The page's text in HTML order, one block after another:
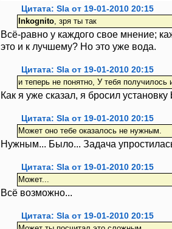
Цитата: Sla от 19-01-2010 20:15
Inkognito, зря ты так
Всё-равно у каждого свое мнение;
это и к лучшему? Но это уже вода.
Цитата: Sla от 19-01-2010 20:15
и теперь не понятно, У тебя получилось
Как я уже сказал, я бросил
Цитата: Sla от 19-01-2010 20:15
Может оно тебе оказалось не нужным.
Нужным... Было... Задача
Цитата: Sla от 19-01-2010 20:15
Может...
Всё возможно...
Цитата: Sla от 19-01-2010 20:15